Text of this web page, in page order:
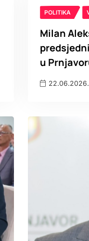
POLITIKA
Milan
u
22.06.2026.